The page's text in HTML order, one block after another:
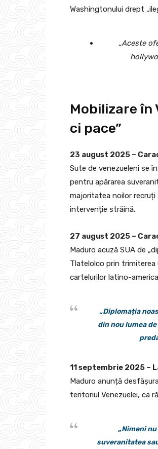
Washingtonului drept
„Aceste
Mobilizare în
ci pace”
23 august 2025 –
Sute de venezueleni se
pentru apărarea
majoritatea noilor recruți
intervenție străină.
27 august 2025 –
Maduro acuză SUA de
Tlatelolco prin trimiterea
cartelurilor latino-
„Diplomația
din nou lumea
11 septembrie 2025 –
Maduro anunță
teritoriul Venezuelei, ca
„Nimeni
suveranitatea